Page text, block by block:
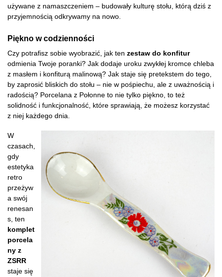
używane z namaszczeniem – budowały kulturę stołu, którą dziś z
przyjemnością odkrywamy na nowo.
Piękno w codzienności
Czy potrafisz sobie wyobrazić, jak ten zestaw do konfitur
odmienia Twoje poranki? Jak dodaje uroku zwykłej kromce chleba
z masłem i konfiturą malinową? Jak staje się pretekstem do tego,
by zaprosić bliskich do stołu – nie w pośpiechu, ale z uważnością i
radością? Porcelana z Połonne to nie tylko piękno, to też
solidność i funkcjonalność, które sprawiają, że możesz korzystać
z niej każdego dnia.
W
czasach,
gdy
estetyka
retro
przeżyw
a swój
renesan
s, ten
komplet
porcela
ny z
ZSRR
staje się